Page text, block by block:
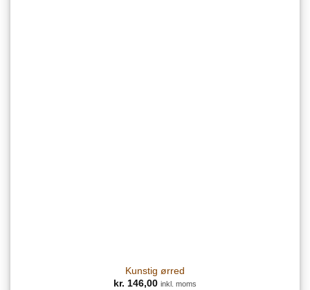
Kunstig ørred
kr. 146,00 inkl. moms